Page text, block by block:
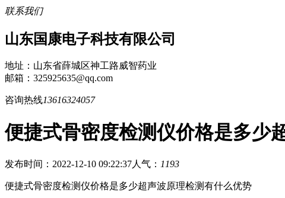
联系我们
山东国康电子科技有限公司
地址：山东省薛城区神工路威智药业
邮箱：325925635@qq.com
咨询热线13616324057
便捷式骨密度检测仪价格是多少
发布时间：2022-12-10 09:22:37人气： 1193
便捷式骨密度检测仪价格是多少超声波原理检测有什么优势